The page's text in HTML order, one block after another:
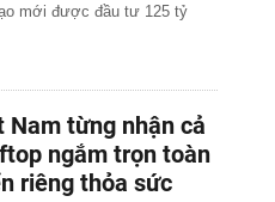
mới được đầu tư 125 tỷ
Nam từng nhận cả
ngắm trọn toàn
riêng thỏa sức